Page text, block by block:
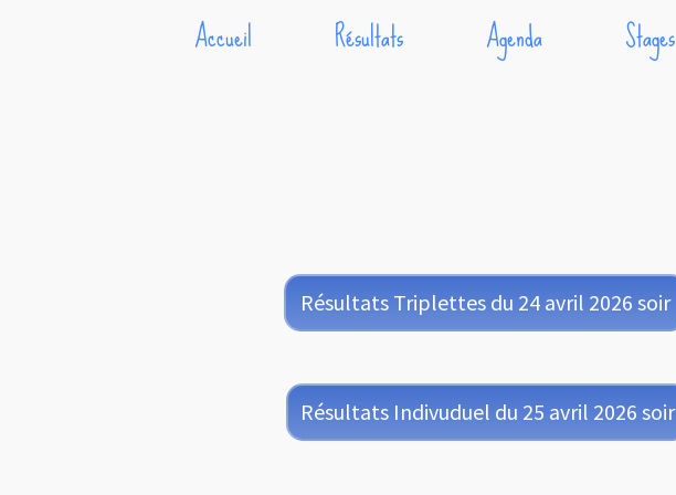
Accueil Résultats Agenda Stages
Résultats Triplettes du 24 avril 2026 soir
Résultats Indivuduel du 25 avril 2026 soir